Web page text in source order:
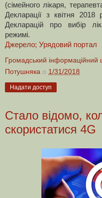
(сімейного лікаря,
Декларації з квітня
Декларацій про вибір
режимі.
Джерело; Урядовий портал
Громадський інформаційний
Потушняка о 1/31/2018
Надати доступ
Стало відомо,
скористатися 4G